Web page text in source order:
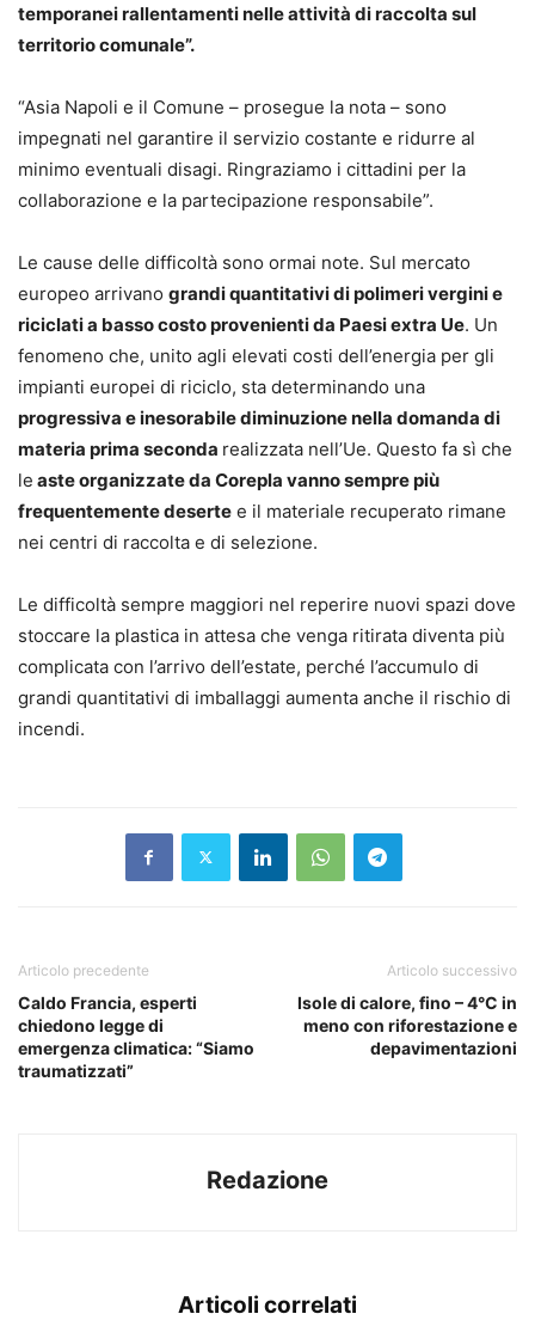
temporanei rallentamenti nelle attività di raccolta sul
territorio comunale”.
“Asia Napoli e il Comune – prosegue la nota – sono
impegnati nel garantire il servizio costante e ridurre al
minimo eventuali disagi. Ringraziamo i cittadini per la
collaborazione e la partecipazione responsabile”.
Le cause delle difficoltà sono ormai note. Sul mercato
europeo arrivano grandi quantitativi di polimeri vergini e
riciclati a basso costo provenienti da Paesi extra Ue. Un
fenomeno che, unito agli elevati costi dell’energia per gli
impianti europei di riciclo, sta determinando una
progressiva e inesorabile diminuzione nella domanda di
materia prima seconda realizzata nell’Ue. Questo fa sì che
le aste organizzate da Corepla vanno sempre più
frequentemente deserte e il materiale recuperato rimane
nei centri di raccolta e di selezione.
Le difficoltà sempre maggiori nel reperire nuovi spazi dove
stoccare la plastica in attesa che venga ritirata diventa più
complicata con l’arrivo dell’estate, perché l’accumulo di
grandi quantitativi di imballaggi aumenta anche il rischio di
incendi.
Articolo precedente
Caldo Francia, esperti
chiedono legge di
emergenza climatica: “Siamo
traumatizzati”
Articolo successivo
Isole di calore, fino – 4°C in
meno con riforestazione e
depavimentazioni
Redazione
Articoli correlati